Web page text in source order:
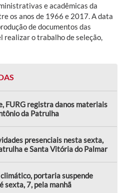
e acadêmicas da
os anos de 1966 e 2017. A data
de documentos das
realizar o trabalho de seleção,
FURG registra danos materiais
da Patrulha
presenciais nesta sexta,
e Santa Vitória do Palmar
portaria suspende
sexta, 7, pela manhã